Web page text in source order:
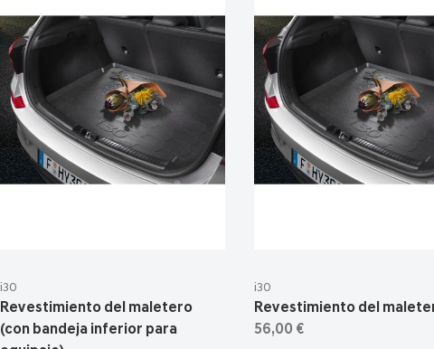
i30
Revestimiento del maletero
(con bandeja inferior para
i30
Revestimiento del
56,00 €